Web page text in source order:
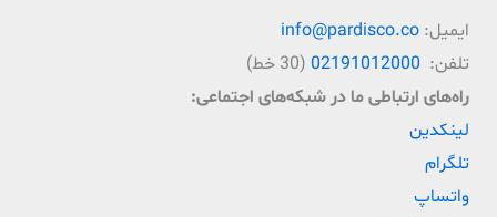
ایمیل: info@pardisco.co
تلفن: 02191012000 (30 خط)
راه‌‌های ارتباطی ما در شبکه‌های اجتماعی:
لینکدین
تلگرام
واتساپ